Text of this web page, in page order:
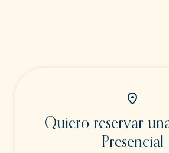
Quiero reservar
Presencial